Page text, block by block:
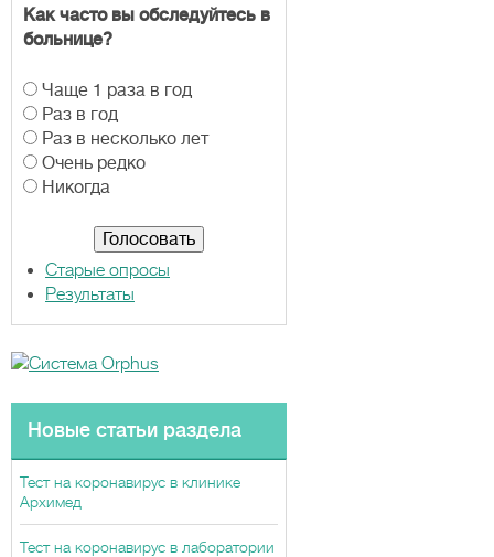
Как часто вы обследуйтесь в
больнице?
В
а
р
и
а
Чаще 1 раза в год
Раз в год
Раз в несколько лет
Очень редко
Никогда
Старые опросы
Результаты
Новые статьи раздела
Тест на коронавирус в клинике
Архимед
Тест на коронавирус в лаборатории